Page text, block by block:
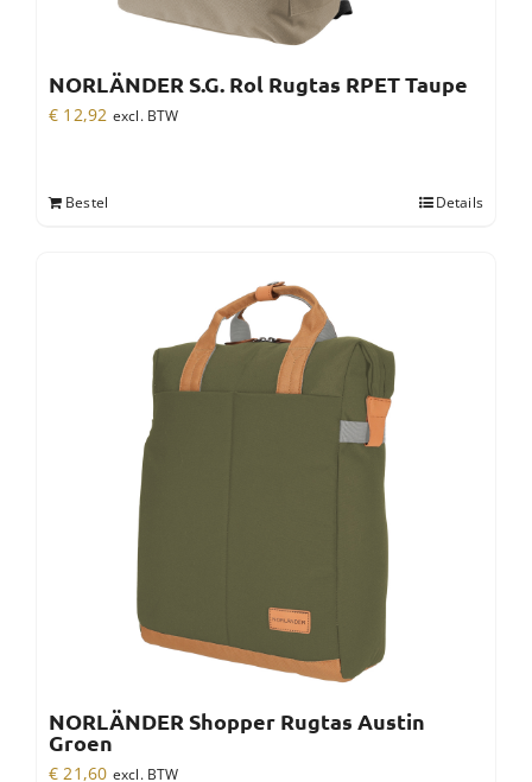
NORLÄNDER S.G. Rol Rugtas RPET Taupe
€ 12,92 excl. BTW
Bestel Details
NORLÄNDER Shopper Rugtas Austin
Groen
€ 21,60 excl. BTW